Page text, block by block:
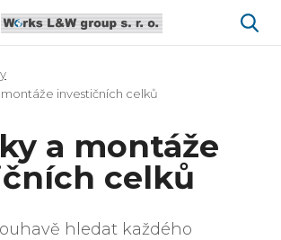
investičních celků
a montáže
celků
hledat každého